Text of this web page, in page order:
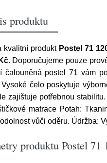
produktu
kvalitní produkt Postel 71
. Doporučujeme pouze
čalouněná postel 71 vám
čelo poskytuje
zajištuje potřebnou
matrace Potah:
vůči oděru. Údržba:
produktu Postel